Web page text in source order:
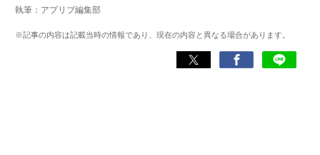
旅をスタート。走行距離42,000km・活動期間500日以上か
現在はアプリブでSEOライターとして活動しており、これ
までにレビューしたアプリは900件以上。日本一周中に20
執筆：アプリブ編集部
※記事の内容は記載当時の情報であり、現在の内容と異なる場合があります。